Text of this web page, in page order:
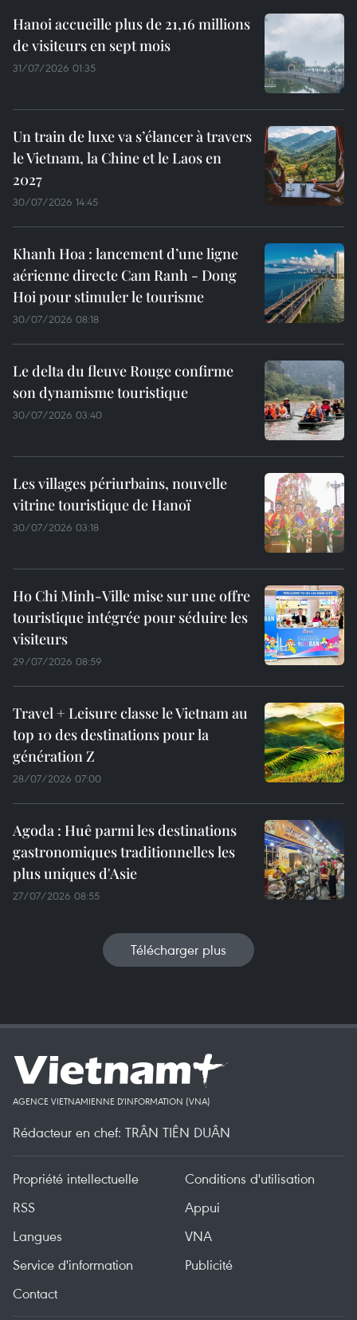
Hanoi accueille plus de 21,16 millions
de visiteurs en sept mois ​
31/07/2026 01:35
Un train de luxe va s’élancer à travers
le Vietnam, la Chine et le Laos en
2027
30/07/2026 14:45
Khanh Hoa : lancement d’une ligne
aérienne directe Cam Ranh - Dong
Hoi pour stimuler le tourisme
30/07/2026 08:18
Le delta du fleuve Rouge confirme
son dynamisme touristique
30/07/2026 03:40
Les villages périurbains, nouvelle
vitrine touristique de Hanoï
30/07/2026 03:18
Ho Chi Minh-Ville mise sur une offre
touristique intégrée pour séduire les
visiteurs
29/07/2026 08:59
Travel + Leisure classe le Vietnam au
top 10 des destinations pour la
génération Z
28/07/2026 07:00
Agoda : Huê parmi les destinations
gastronomiques traditionnelles les
plus uniques d'Asie
27/07/2026 08:55
Télécharger plus
AGENCE VIETNAMIENNE D'INFORMATION (VNA)
Rédacteur en chef: TRÂN TIÊN DUÂN
Propriété intellectuelle
Conditions d'utilisation
RSS
Appui
Langues
VNA
Service d'information
Publicité
Contact